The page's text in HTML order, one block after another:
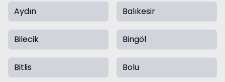
Aydın Balıkesir
Bilecik Bingöl
Bitlis Bolu